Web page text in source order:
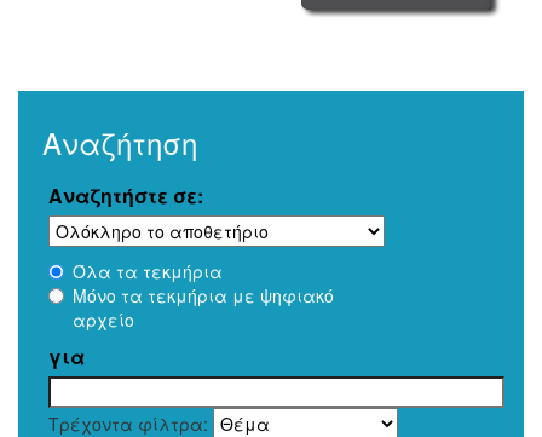
Αναζήτηση
Αναζητήστε σε:
Όλα τα τεκμήρια
Μόνο τα τεκμήρια με ψηφιακό
αρχείο
για
Τρέχοντα φίλτρα: